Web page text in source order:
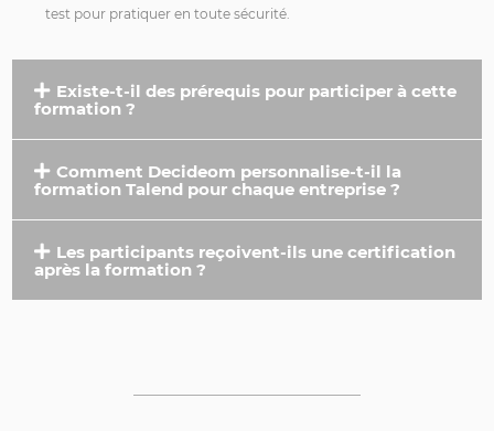
test pour pratiquer en toute sécurité.
Existe-t-il des prérequis pour participer à cette
formation ?
Comment Decideom personnalise-t-il la
formation Talend pour chaque entreprise ?
Les participants reçoivent-ils une certification
après la formation ?